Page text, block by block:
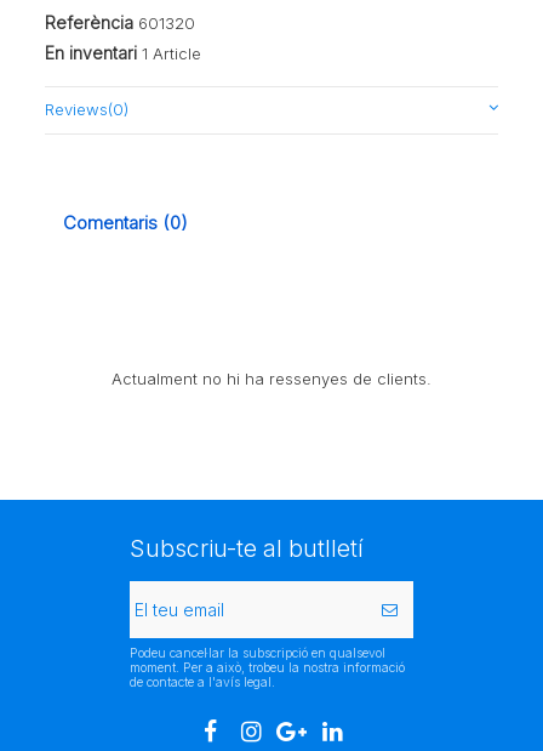
Referència 601320
En inventari 1 Article
Reviews(0)
Comentaris (0)
Actualment no hi ha ressenyes de clients.
Subscriu-te al butlletí
Podeu cancel·lar la subscripció en qualsevol
moment. Per a això, trobeu la nostra informació
de contacte a l'avís legal.